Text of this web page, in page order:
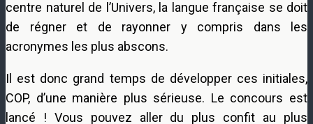
centre naturel de l’Univers, la langue française se doit
de régner et de rayonner y compris dans les
acronymes les plus abscons.
Il est donc grand temps de développer ces initiales,
COP, d’une manière plus sérieuse. Le concours est
lancé ! Vous pouvez aller du plus confit au plus